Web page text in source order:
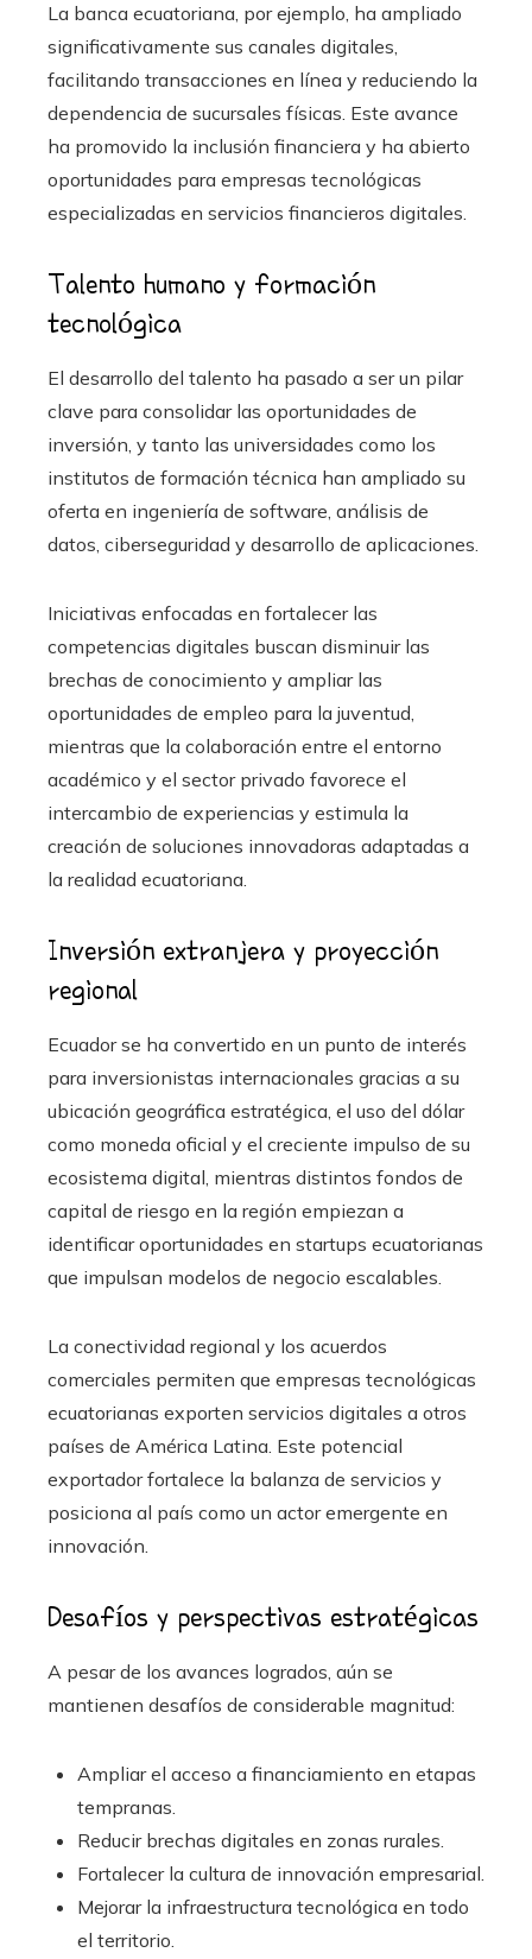
La banca ecuatoriana, por ejemplo, ha ampliado
significativamente sus canales digitales,
facilitando transacciones en línea y reduciendo la
dependencia de sucursales físicas. Este avance
ha promovido la inclusión financiera y ha abierto
oportunidades para empresas tecnológicas
especializadas en servicios financieros digitales.
Talento humano y formación
tecnológica
El desarrollo del talento ha pasado a ser un pilar
clave para consolidar las oportunidades de
inversión, y tanto las universidades como los
institutos de formación técnica han ampliado su
oferta en ingeniería de software, análisis de
datos, ciberseguridad y desarrollo de aplicaciones.
Iniciativas enfocadas en fortalecer las
competencias digitales buscan disminuir las
brechas de conocimiento y ampliar las
oportunidades de empleo para la juventud,
mientras que la colaboración entre el entorno
académico y el sector privado favorece el
intercambio de experiencias y estimula la
creación de soluciones innovadoras adaptadas a
la realidad ecuatoriana.
Inversión extranjera y proyección
regional
Ecuador se ha convertido en un punto de interés
para inversionistas internacionales gracias a su
ubicación geográfica estratégica, el uso del dólar
como moneda oficial y el creciente impulso de su
ecosistema digital, mientras distintos fondos de
capital de riesgo en la región empiezan a
identificar oportunidades en startups ecuatorianas
que impulsan modelos de negocio escalables.
La conectividad regional y los acuerdos
comerciales permiten que empresas tecnológicas
ecuatorianas exporten servicios digitales a otros
países de América Latina. Este potencial
exportador fortalece la balanza de servicios y
posiciona al país como un actor emergente en
innovación.
Desafíos y perspectivas estratégicas
A pesar de los avances logrados, aún se
mantienen desafíos de considerable magnitud:
Ampliar el acceso a financiamiento en etapas
tempranas.
Reducir brechas digitales en zonas rurales.
Fortalecer la cultura de innovación empresarial.
Mejorar la infraestructura tecnológica en todo
el territorio.